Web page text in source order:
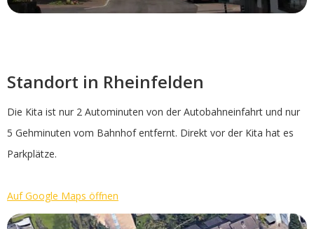
Standort in Rheinfelden
Die Kita ist nur 2 Autominuten von der Autobahneinfahrt und nur
5 Gehminuten vom Bahnhof entfernt. Direkt vor der Kita hat es
Parkplätze.
Auf Google Maps öffnen